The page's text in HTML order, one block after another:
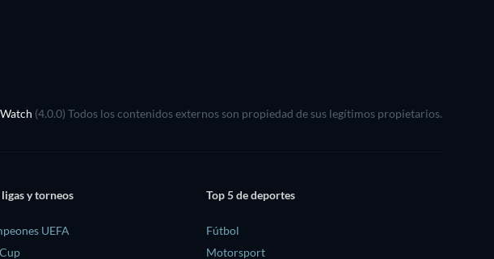
(4.0.0) Todos los contenidos externos son propiedad de sus legítimos propietarios.
ligas y torneos
UEFA
Top 5 de deportes
Fútbol
Motorsport